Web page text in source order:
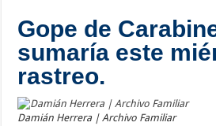
Gope de
sumaría este
rastreo.
Damián Herrera | Archivo Familiar